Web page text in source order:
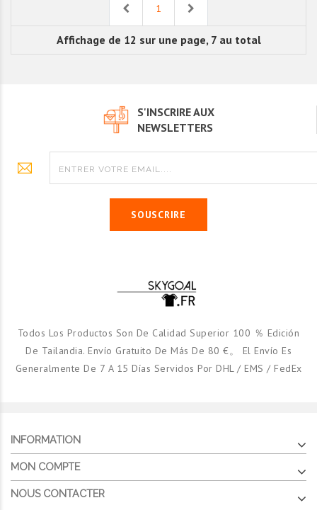
Previous1
Affichage de 12 sur une page, 7 au total
S'INSCRIRE AUX
NEWSLETTERS
SOUSCRIRE
Todos Los Productos Son De Calidad Superior 100 ％ Edición
De Tailandia. Envío Gratuito De Más De 80 €。 El Envío Es
Generalmente De 7 A 15 Días Servidos Por DHL / EMS / FedEx
INFORMATION
MON COMPTE
NOUS CONTACTER